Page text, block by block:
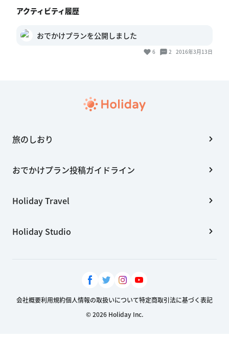
アクティビティ履歴
おでかけプランを公開しました
6 2 2016年3月13日
旅のしおり
おでかけプラン投稿ガイドライン
Holiday Travel
Holiday Studio
会社概要利用規約個人情報の取扱いについて特定商取引法に基づく表記
© 2026 Holiday Inc.